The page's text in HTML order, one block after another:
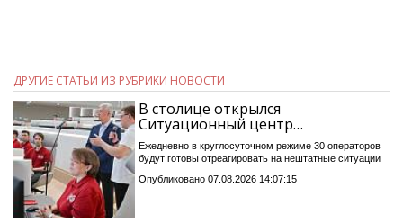
ДРУГИЕ СТАТЬИ ИЗ РУБРИКИ НОВОСТИ
В столице открылся
Ситуационный центр…
Ежедневно в круглосуточном режиме 30 операторов
будут готовы отреагировать на нештатные ситуации
Опубликовано 07.08.2026 14:07:15